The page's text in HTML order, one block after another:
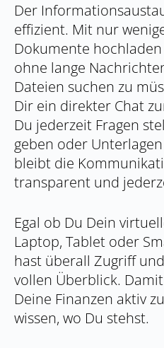
Der
effizient. Mit nur
Dokumente
ohne lange
Dateien suchen zu
Dir ein direkter Chat
Du jederzeit Fragen
geben oder
bleibt die
transparent und
Egal ob Du Dein
Laptop, Tablet oder
hast überall Zugriff
vollen Überblick.
Deine Finanzen aktiv
wissen, wo Du stehst.